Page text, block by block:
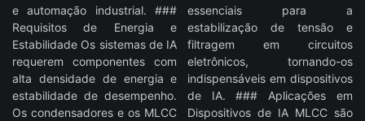
e automação industrial. ###
Requisitos de Energia e
Estabilidade Os sistemas de IA
requerem componentes com
alta densidade de energia e
estabilidade de desempenho.
Os condensadores e os MLCC
essenciais para a
estabilização de tensão e
filtragem em circuitos
eletrônicos, tornando-os
indispensáveis em dispositivos
de IA. ### Aplicações em
Dispositivos de IA MLCC são